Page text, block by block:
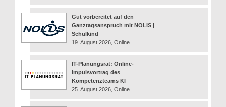
Gut vorbereitet auf den
Ganztagsanspruch mit NOLIS |
Schulkind
19. August 2026, Online
IT-Planungsrat: Online-
Impulsvortrag des
Kompetenzteams KI
25. August 2026, Online